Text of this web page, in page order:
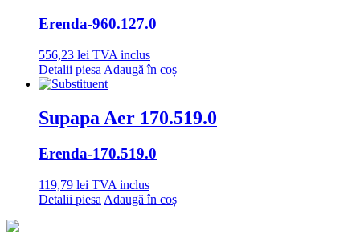
Erenda-960.127.0
556,23 lei TVA inclus
Detalii piesa Adaugă în coș
Supapa Aer 170.519.0
Erenda-170.519.0
119,79 lei TVA inclus
Detalii piesa Adaugă în coș